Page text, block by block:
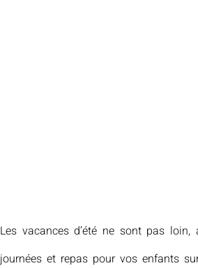
Les vacances d’été ne sont pas
journées et repas pour vos enfants